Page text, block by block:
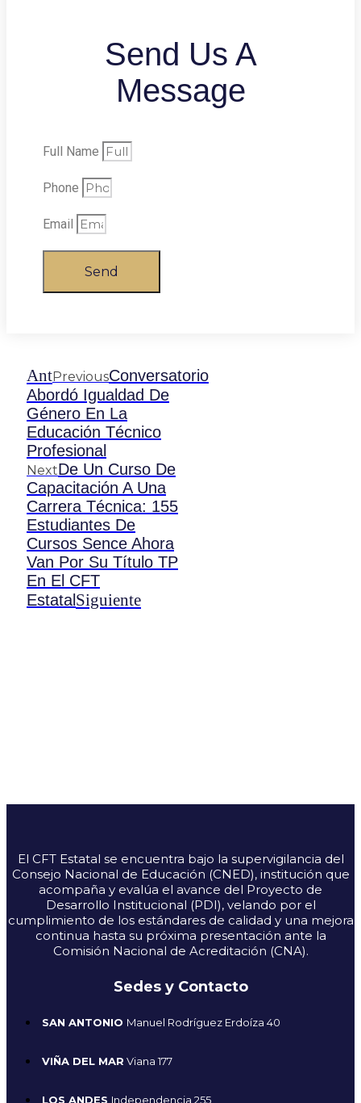
Send Us A
Message
Full Name
Phone
Email
Send
AntPreviousConversatorio
Abordó Igualdad De
Género En La
Educación Técnico
Profesional
NextDe Un Curso De
Capacitación A Una
Carrera Técnica: 155
Estudiantes De
Cursos Sence Ahora
Van Por Su Título TP
En El CFT
Estatal Siguiente
El CFT Estatal se encuentra bajo la supervigilancia del
Consejo Nacional de Educación (CNED), institución que
acompaña y evalúa el avance del Proyecto de
Desarrollo Institucional (PDI), velando por el
cumplimiento de los estándares de calidad y una mejora
continua hasta su próxima presentación ante la
Comisión Nacional de Acreditación (CNA).
Sedes y Contacto
SAN ANTONIO Manuel Rodríguez Erdoíza 40
VIÑA DEL MAR Viana 177
LOS ANDES Independencia 255